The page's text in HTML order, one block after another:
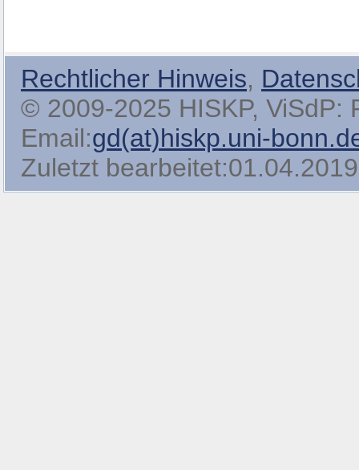
Rechtlicher Hinweis,
© 2009-2025 HISKP, ViSdP:
Email:gd(at)hiskp.uni-
Zuletzt